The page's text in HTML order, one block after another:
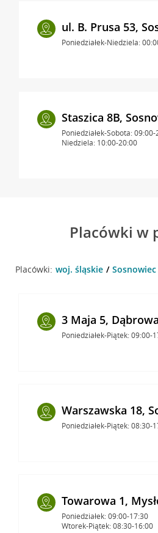
ul. B. Prusa 53,
Poniedziałek-Niedziela:
Staszica 8B,
Poniedziałek-Sobota: 09:00-
Niedziela: 10:00-20:00
Placówki w
Placówki: woj. śląskie Sosnowiec
3 Maja 5,
Poniedziałek-Piątek: 09:00-
Warszawska 18,
Poniedziałek-Piątek: 08:30-
Towarowa 1,
Poniedziałek: 09:00-17:30
Wtorek-Piątek: 08:30-16:00